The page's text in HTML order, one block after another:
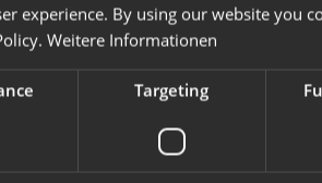
Hersteller
Artikelnummer
experience. By using our website you
Weitere Informationen
Targeting